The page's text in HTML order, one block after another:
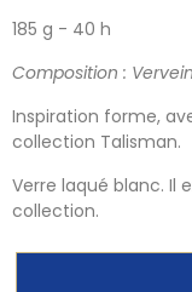
185 g - 40 h
Composition :
Inspiration forme,
collection Talisman.
Verre laqué blanc. Il
collection.